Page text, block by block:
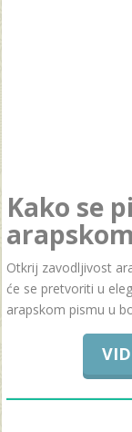
Kako se
Otkrij zavodljivost
će se pretvoriti u
arapskom pismu u